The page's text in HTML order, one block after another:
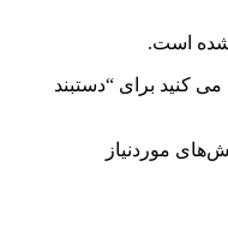
است.
کنید برای “دستبند
موردنیاز